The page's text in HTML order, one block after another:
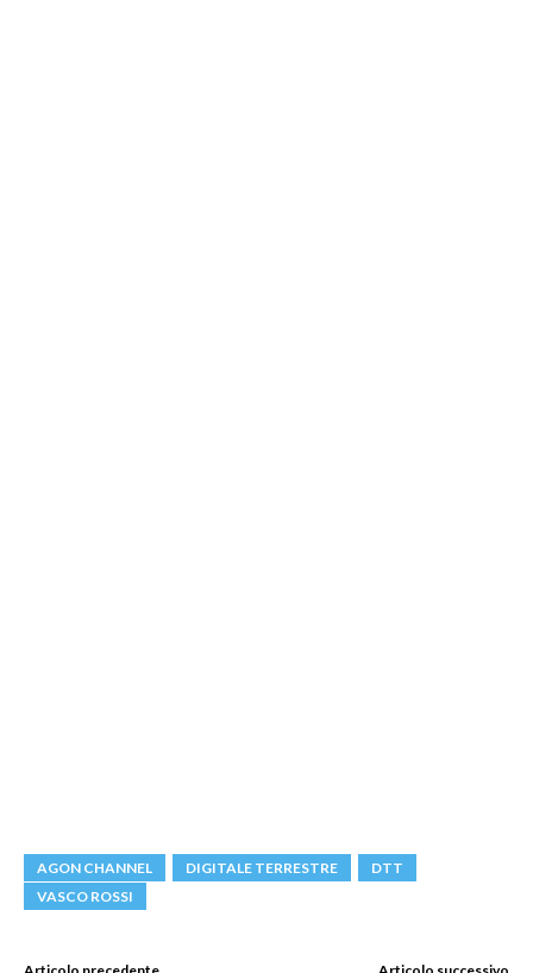
AGON CHANNEL DIGITALE TERRESTRE
DTT
VASCO ROSSI